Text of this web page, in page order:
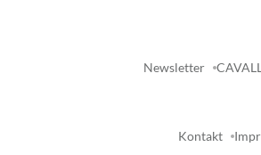
Newsletter
Kontakt